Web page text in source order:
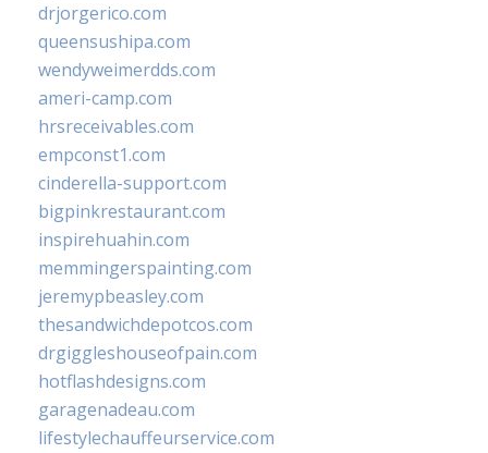
drjorgerico.com
queensushipa.com
wendyweimerdds.com
ameri-camp.com
hrsreceivables.com
empconst1.com
cinderella-support.com
bigpinkrestaurant.com
inspirehuahin.com
memmingerspainting.com
jeremypbeasley.com
thesandwichdepotcos.com
drgiggleshouseofpain.com
hotflashdesigns.com
garagenadeau.com
lifestylechauffeurservice.com